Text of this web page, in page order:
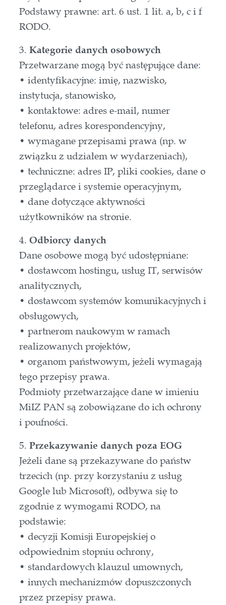
Podstawy prawne: art. 6 ust. 1 lit. a, b, c i f
RODO.
3. Kategorie danych osobowych
Przetwarzane mogą być następujące dane:
• identyfikacyjne: imię, nazwisko,
instytucja, stanowisko,
• kontaktowe: adres e-mail, numer
telefonu, adres korespondencyjny,
• wymagane przepisami prawa (np. w
związku z udziałem w wydarzeniach),
• techniczne: adres IP, pliki cookies, dane o
przeglądarce i systemie operacyjnym,
• dane dotyczące aktywności
użytkowników na stronie.
4. Odbiorcy danych
Dane osobowe mogą być udostępniane:
• dostawcom hostingu, usług IT, serwisów
analitycznych,
• dostawcom systemów komunikacyjnych i
obsługowych,
• partnerom naukowym w ramach
realizowanych projektów,
• organom państwowym, jeżeli wymagają
tego przepisy prawa.
Podmioty przetwarzające dane w imieniu
MiIZ PAN są zobowiązane do ich ochrony
i poufności.
5. Przekazywanie danych poza EOG
Jeżeli dane są przekazywane do państw
trzecich (np. przy korzystaniu z usług
Google lub Microsoft), odbywa się to
zgodnie z wymogami RODO, na
podstawie:
• decyzji Komisji Europejskiej o
odpowiednim stopniu ochrony,
• standardowych klauzul umownych,
• innych mechanizmów dopuszczonych
przez przepisy prawa.